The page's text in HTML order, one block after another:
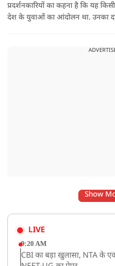
प्रदर्शनकारियों का कहना है कि यह
देश के युवाओं का आंदोलन था. उनका
Show
LIVE
9:20 AM
CBI का बड़ा खुलासा, NTA के